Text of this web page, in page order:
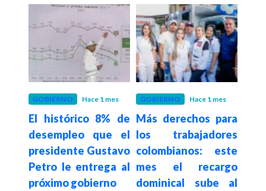
GOBIERNO Hace 1 mes
El histórico 8% de
desempleo que el
presidente Gustavo
Petro le entrega al
próximo gobierno
GOBIERNO Hace 1 mes
Más derechos para
los trabajadores
colombianos: este
mes el recargo
dominical sube al